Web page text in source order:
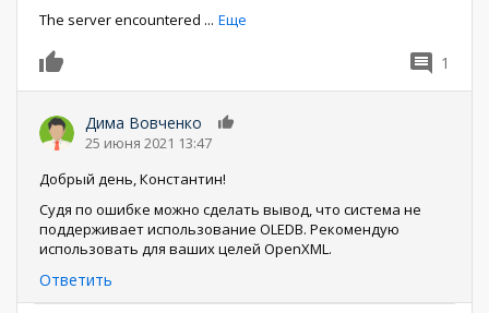
The server encountered ... Еще
1
Дима Вовченко
25 июня 2021 13:47
Добрый день, Константин!
Судя по ошибке можно сделать вывод, что система не
поддерживает использование OLEDB. Рекомендую
использовать для ваших целей OpenXML.
Ответить